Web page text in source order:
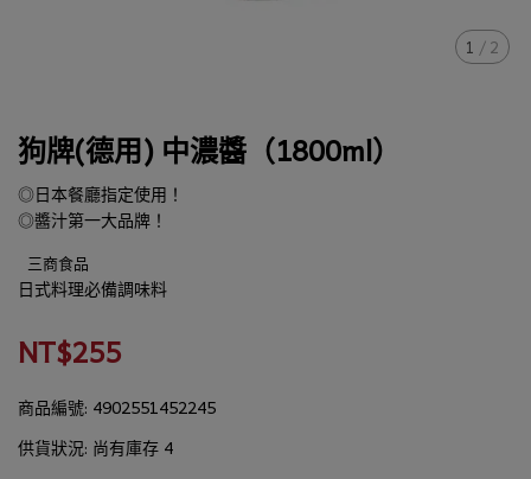
1 /2
狗牌(德用) 中濃醬（1800ml）
◎日本餐廳指定使用！
◎醬汁第一大品牌！
三商食品
日式料理必備調味料
NT$255
商品編號: 4902551452245
供貨狀況: 尚有庫存 4